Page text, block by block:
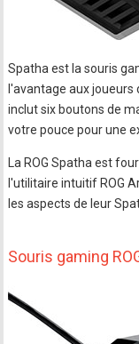
Spatha est la souris
l'avantage aux joueurs
inclut six boutons de
votre pouce pour une
La ROG Spatha est
l'utilitaire intuitif ROG
les aspects de leur
Souris gaming